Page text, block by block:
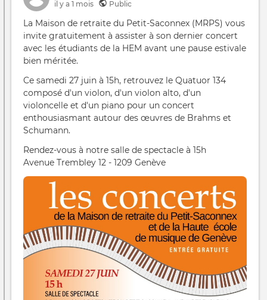
il y a 1 mois Public
La Maison de retraite du Petit-Saconnex (MRPS) vous
invite gratuitement à assister à son dernier concert
avec les étudiants de la HEM avant une pause estivale
bien méritée.
Ce samedi 27 juin à 15h, retrouvez le Quatuor 134
composé d'un violon, d'un violon alto, d'un
violoncelle et d'un piano pour un concert
enthousiasmant autour des œuvres de Brahms et
Schumann.
Rendez-vous à notre salle de spectacle à 15h
Avenue Trembley 12 - 1209 Genève